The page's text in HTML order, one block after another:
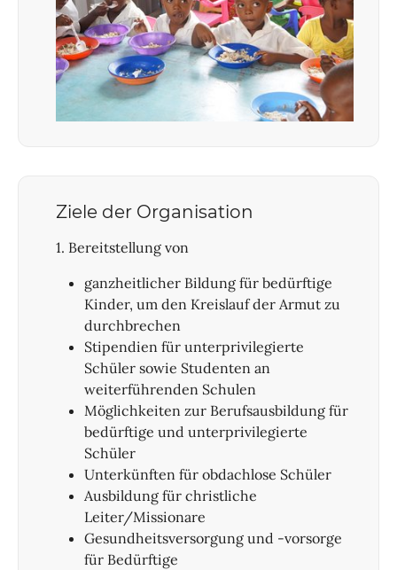
Ziele der Organisation
1. Bereitstellung von
ganzheitlicher Bildung für bedürftige
Kinder, um den Kreislauf der Armut zu
durchbrechen
Stipendien für unterprivilegierte
Schüler sowie Studenten an
weiterführenden Schulen
Möglichkeiten zur Berufsausbildung für
bedürftige und unterprivilegierte
Schüler
Unterkünften für obdachlose Schüler
Ausbildung für christliche
Leiter/Missionare
Gesundheitsversorgung und -vorsorge
für Bedürftige